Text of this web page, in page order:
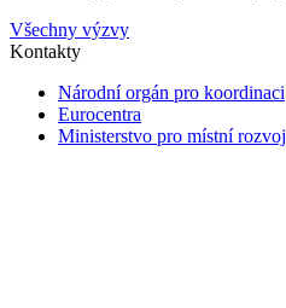
Všechny výzvy
Kontakty
Národní orgán pro koordinaci
Eurocentra
Ministerstvo pro místní rozvoj